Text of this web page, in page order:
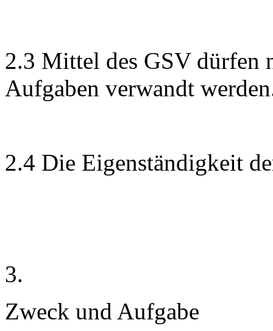
2.3 Mittel des GSV dürfen
Aufgaben verwandt
2.4 Die Eigenständigkeit
3.
Zweck und Aufgabe